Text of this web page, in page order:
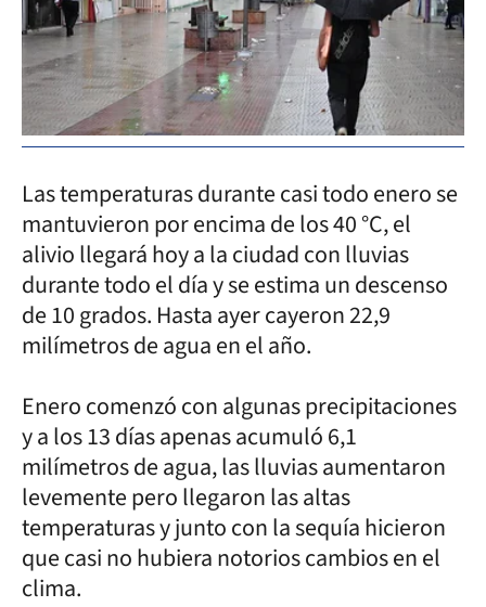
Las temperaturas durante casi todo enero se
mantuvieron por encima de los 40 °C, el
alivio llegará hoy a la ciudad con lluvias
durante todo el día y se estima un descenso
de 10 grados. Hasta ayer cayeron 22,9
milímetros de agua en el año.
Enero comenzó con algunas precipitaciones
y a los 13 días apenas acumuló 6,1
milímetros de agua, las lluvias aumentaron
levemente pero llegaron las altas
temperaturas y junto con la sequía hicieron
que casi no hubiera notorios cambios en el
clima.